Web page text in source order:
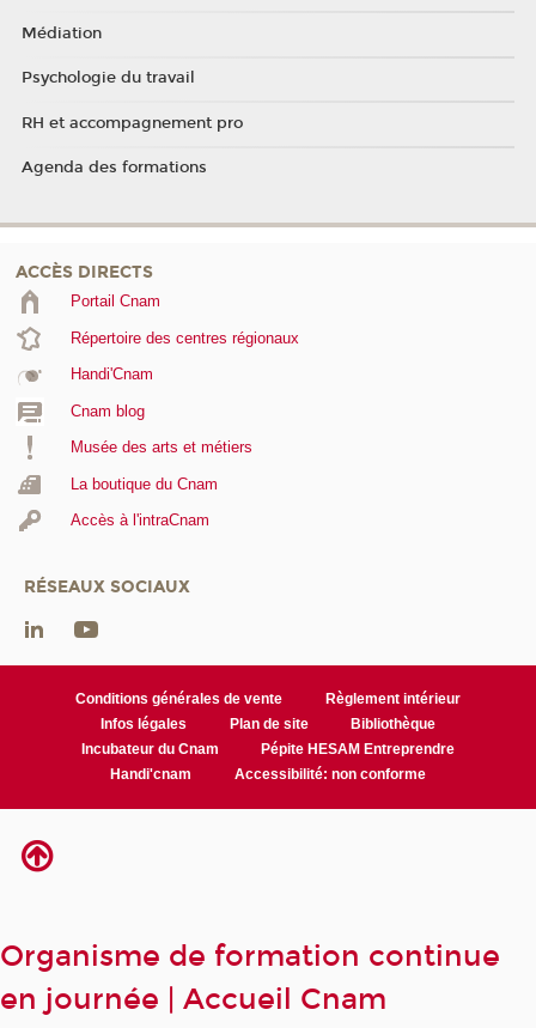
Médiation
Psychologie du travail
RH et accompagnement pro
Agenda des formations
ACCÈS DIRECTS
Portail Cnam
Répertoire des centres régionaux
Handi'Cnam
Cnam blog
Musée des arts et métiers
La boutique du Cnam
Accès à l'intraCnam
RÉSEAUX SOCIAUX
Conditions générales de vente
Règlement intérieur
Infos légales
Plan de site
Bibliothèque
Incubateur du Cnam
Pépite HESAM Entreprendre
Handi'cnam
Accessibilité: non conforme
Organisme de formation continue
en journée | Accueil Cnam